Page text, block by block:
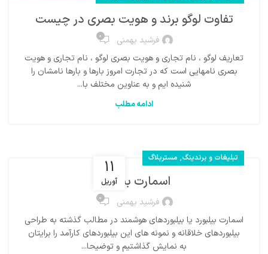
تفاوت لوگو برند و هویت بصری در چیست
فرشید بهمنی 0
تعاریف لوگو ، نام تجاری و هویت بصری لوگو ، نام تجاری و هویت
بصری نامهایی است که در تجارت امروز بارها و بارها نامشان را
شنیده ایم و به عناوین مختلف با...
ادامه مطلب
11
آوریل
تبلیغات و برندینگ, مستربلاگ
اسمارت بیلبورد
فرشید بهمنی 0
اسمارت بیلبورد یا بیلبوردهای هوشمند در مطالب گذشته به طراحی
بیلبوردهای خلاقانه و نمونه های این بیلبوردهای کارآمد را برایتان
به نمایش گذاشتیم و توضیحا...